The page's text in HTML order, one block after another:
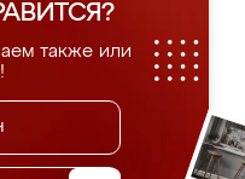
также или